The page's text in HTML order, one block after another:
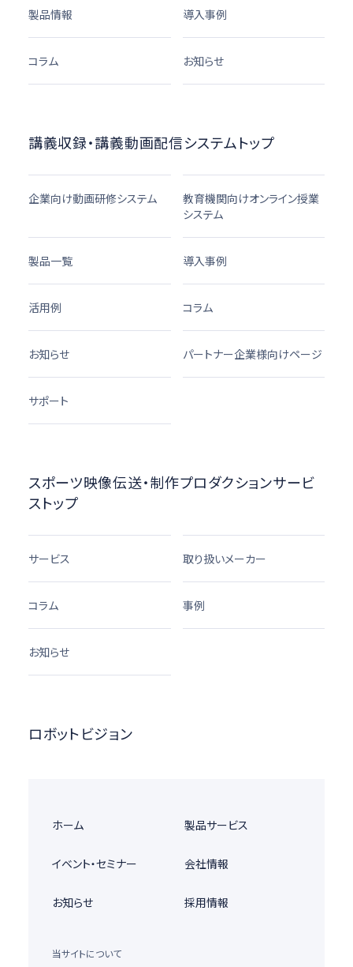
製品情報 導入事例
コラム お知らせ
講義収録・講義動画配信システムトップ
企業向け動画研修システム
教育機関向けオンライン授業
システム
製品一覧 導入事例
活用例 コラム
お知らせ パートナー企業様向けページ
サポート
スポーツ映像伝送・制作プロダクションサービ
ストップ
サービス 取り扱いメーカー
コラム 事例
お知らせ
ロボットビジョン
ホーム 製品サービス
イベント・セミナー 会社情報
お知らせ 採用情報
当サイトについて